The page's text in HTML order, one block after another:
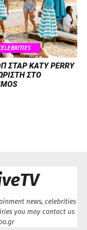
ΣΤΑΡ KATY PERRY
ΣΤΟ
news, celebrities
you may contact us